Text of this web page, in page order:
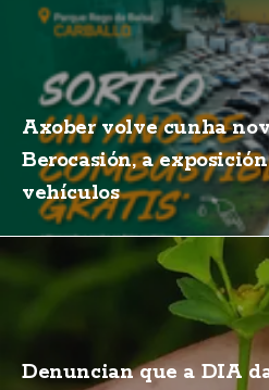
Axober volve cunha
Berocasión, a
vehículos
Denuncian que a DIA